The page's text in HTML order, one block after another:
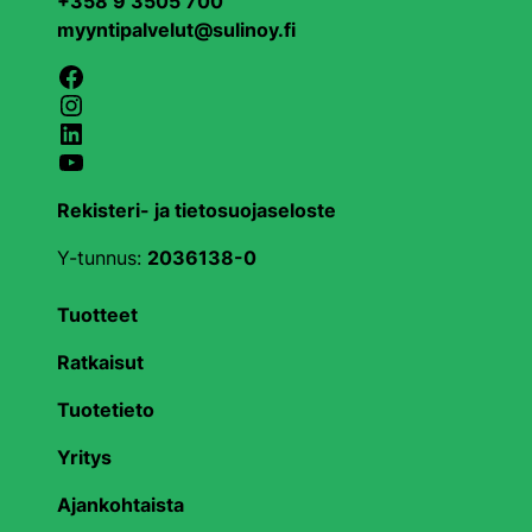
myyntipalvelut@sulinoy.fi
Facebook
Instagram
LinkedIn
YouTube
Rekisteri- ja tietosuojaseloste
Y-tunnus: 2036138-0
Tuotteet
Ratkaisut
Tuotetieto
Yritys
Ajankohtaista